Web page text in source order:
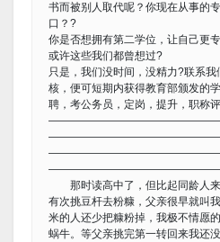
书而被别人取代呢？你现在从事的
口？?
你是否想拥有第二学位，让自己更
或许这些我们都曾想过?
只是，我们没时间，没精力?联系
核，便可短期内获得教育部颁发的
聘，考公务员，定岗，提升，职称
那时读高中了，但比起同龄人来
有次挑豆杆去粉糠，父亲很早就叫
米的人还少把糠粉掉，我极不情愿
蜗牛。等父亲挑完第一转回来我还